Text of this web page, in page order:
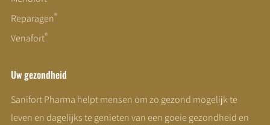
Reparagen®
Venafort®
Uw gezondheid
Sanifort Pharma helpt mensen om zo gezond mogelijk te
leven en dagelijks te genieten van een goeie gezondheid en